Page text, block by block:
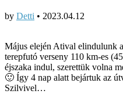
by Detti • 2023.04.12
Május elején Atival elindulunk
terepfutó verseny 110 km-es
éjszaka indul, szerettük volna
🙂 Így 4 nap alatt bejártuk az
Szilvivel…